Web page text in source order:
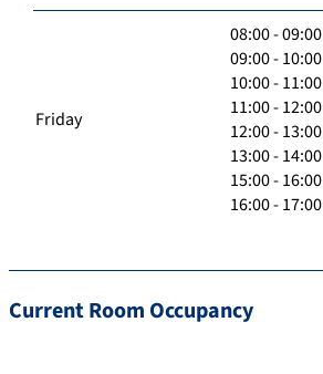
Friday
08:00 - 09:00
09:00 - 10:00
10:00 - 11:00
11:00 - 12:00
12:00 - 13:00
13:00 - 14:00
15:00 - 16:00
16:00 - 17:00
Current Room Occupancy